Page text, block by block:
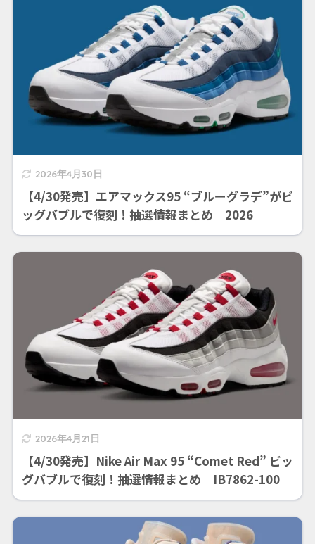
2026年4月30日
【4/30発売】エアマックス95 “ブルーグラデ”がビ
ッグバブルで復刻！抽選情報まとめ｜2026
2026年4月21日
【4/30発売】Nike Air Max 95 “Comet Red” ビッ
グバブルで復刻！抽選情報まとめ｜IB7862-100